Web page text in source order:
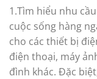
1.Tìm hiểu nhu
cuộc sống hàng
cho các thiết bị
điện thoại, máy
đình khác. Đặc